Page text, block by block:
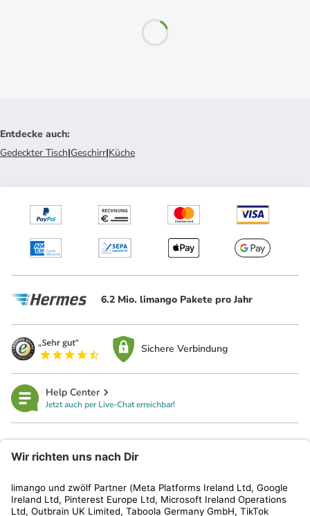
Entdecke auch:
Gedeckter Tisch|Geschirr|Küche
6.2 Mio. limango Pakete pro Jahr
Sichere Verbindung
Help Center
Jetzt auch per Live-Chat erreichbar!
Kundenservice